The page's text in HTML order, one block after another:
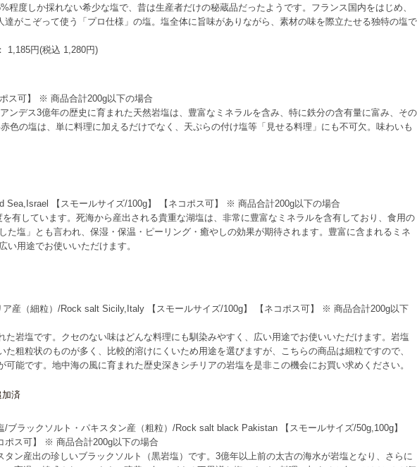
程度しか採れない希少な塩で、昔は生産者だけの秘蔵品だったようです。フランス国内をはじめ、
達がこぞって使う「プロ仕様」の塩。塩全体に旨味がありながら、素材の味を際立たせる独特の塩で
1,185円(税込 1,280円)
ス可】 ※ 商品合計200g以下の場合
デス3億年の歴史に育まれた天然岩塩は、豊富なミネラルを含み、特に鉄分の含有量に富み、その
の塩は、単に料理に加えるだけでなく、天ぷらの付け塩等「見せる料理」にも不可欠。味わいも
【スモールサイズ/100g】 【ネコポス可】 ※ 商品合計200g以下の場合
有しています。死海から産出される貴重な湖塩は、非常に豊富なミネラルを含有しており、食用の
塩」とも言われ、保湿・保温・ピーリング・癒やしの効果が期待されます。豊富に含まれるミネ
用途でお使いいただけます。
産（細粒）/Rock salt Sicily,Italy 【スモールサイズ/100g】 【ネコポス可】 ※ 商品合計200g以下
た岩塩です。クセのない味はどんな料理にも馴染みやすく、広い用途でお使いいただけます。岩塩
た粗粒状のものが多く、比較的溶けにくいため用途を選びますが、こちらの商品は細粒ですので、
能です。地中海の風に育まれた歴史深きシチリアの岩塩を是非この機会にお買い求めください。
済
/ブラックソルト・パキスタン産（粗粒）/Rock salt black Pakistan 【スモールサイズ/50g,100g】
ポス可】 ※ 商品合計200g以下の場合
タン産出の珍しいブラックソルト（黒岩塩）です。3億年以上前の太古の海水が岩塩となり、さらに